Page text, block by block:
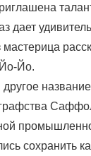
дает
мастерица
Йо.
другое
сохранить